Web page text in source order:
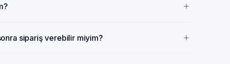
sipariş verebilir miyim?